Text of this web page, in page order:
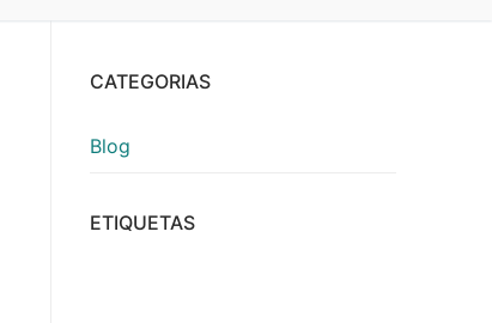
CATEGORIAS
Blog
ETIQUETAS